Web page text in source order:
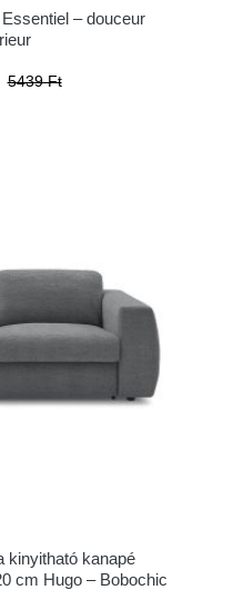
– douceur
5439 Ft
kinyitható kanapé
cm Hugo – Bobochic